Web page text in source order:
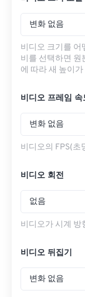
변화 없음
비디오 크기를 어
비를 선택하면 원
에 따라 새 높이
비디오 프레임 속
변화 없음
비디오의 FPS(초
비디오 회전
없음
비디오가 시계 방
비디오 뒤집기
변화 없음